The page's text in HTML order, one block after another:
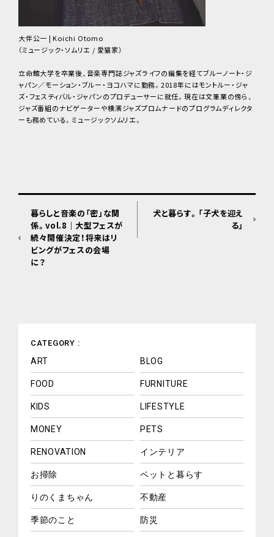
大伴公一 | Koichi Otomo
（ミュージック・ソムリエ / 愛猫家）
立命館大学を卒業後、音楽専門誌ジャズライフの編集を経てブルーノート・ジ
ャパン／モーション・ブルー・ヨコハマに勤務。2018年にはモントルー・ジャ
ズ・フェスティバル・ジャパンのプロデューサーに就任。現在は文筆業の傍ら、
ジャズ番組のナビゲーターや横濱ジャズプロムナードのプログラムディレクタ
ーも務めている。ミュージックソムリエ。
暮らしと音楽の「密」な関
係。vol.8｜大型フェスが
続々開催決定！将来はリ
ビングがフェスの会場
に？
犬と暮らす。「子犬を迎え
る」
CATEGORY :
ART BLOG
FOOD FURNITURE
KIDS LIFESTYLE
MONEY PETS
RENOVATION インテリア
お掃除 ペットと暮らす
りのくまちゃん 不動産
季節のこと 防災